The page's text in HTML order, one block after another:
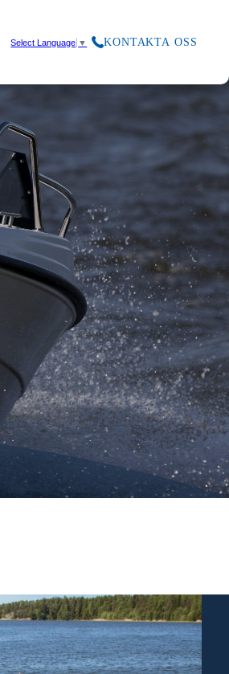
KONTAKTA OSS
Select Language ▼